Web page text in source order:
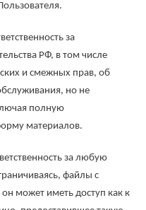
за
РФ, в том числе
и смежных прав, об
но не
полную
материалов.
за любую
файлы с
может иметь доступ как к